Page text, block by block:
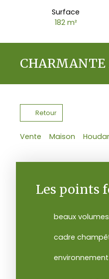
Surface
182 m²
CHARMANTE
Retour
Vente Maison
Les points
beaux volumes
cadre